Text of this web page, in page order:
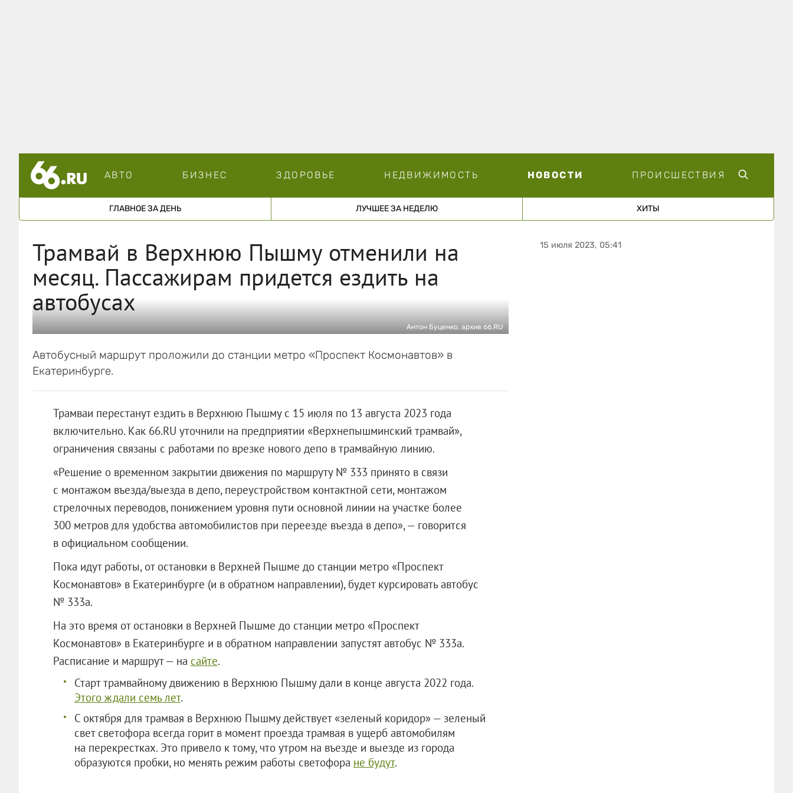
АВТО БИЗНЕС ЗДОРОВЬЕ НЕДВИЖИМОСТЬ НОВОСТИ ПРОИСШЕСТВИЯ
ГЛАВНОЕ ЗА ДЕНЬ ЛУЧШЕЕ ЗА НЕДЕЛЮ ХИТЫ
Трамвай в Верхнюю Пышму отменили на
месяц. Пассажирам придется ездить на
автобусах
Антон Буценко, архив 66.RU
Автобусный маршрут проложили до станции метро «Проспект Космонавтов» в
Екатеринбурге.
Трамваи перестанут ездить в Верхнюю Пышму с 15 июля по 13 августа 2023 года
включительно. Как 66.RU уточнили на предприятии «Верхнепышминский трамвай»,
ограничения связаны с работами по врезке нового депо в трамвайную линию.
«Решение о временном закрытии движения по маршруту № 333 принято в связи
с монтажом въезда/выезда в депо, переустройством контактной сети, монтажом
стрелочных переводов, понижением уровня пути основной линии на участке более
300 метров для удобства автомобилистов при переезде въезда в депо», — говорится
в официальном сообщении.
Пока идут работы, от остановки в Верхней Пышме до станции метро «Проспект
Космонавтов» в Екатеринбурге (и в обратном направлении), будет курсировать автобус
№ 333а.
На это время от остановки в Верхней Пышме до станции метро «Проспект
Космонавтов» в Екатеринбурге и в обратном направлении запустят автобус № 333а.
Расписание и маршрут — на сайте.
Старт трамвайному движению в Верхнюю Пышму дали в конце августа 2022 года.
Этого ждали семь лет.
С октября для трамвая в Верхнюю Пышму действует «зеленый коридор» — зеленый
свет светофора всегда горит в момент проезда трамвая в ущерб автомобилям
на перекрестках. Это привело к тому, что утром на въезде и выезде из города
образуются пробки, но менять режим работы светофора не будут.
15 июля 2023, 05:41